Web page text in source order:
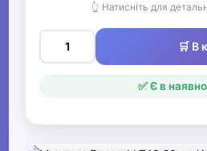
👆 Натисніть для
🛒 В
✅ Є в